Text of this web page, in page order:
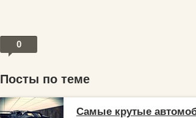
0
Посты по теме
Самые крутые